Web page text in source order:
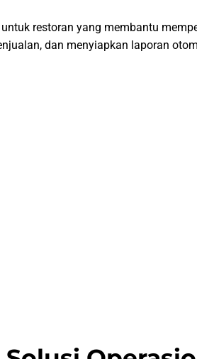
restoran yang membantu
dan menyiapkan laporan